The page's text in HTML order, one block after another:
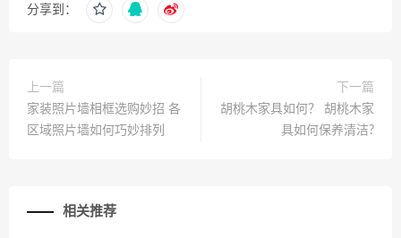
分享到：
上一篇
家装照片墙相框选购妙招 各
区域照片墙如何巧妙排列
下一篇
胡桃木家具如何？ 胡桃木家
具如何保养清洁?
相关推荐